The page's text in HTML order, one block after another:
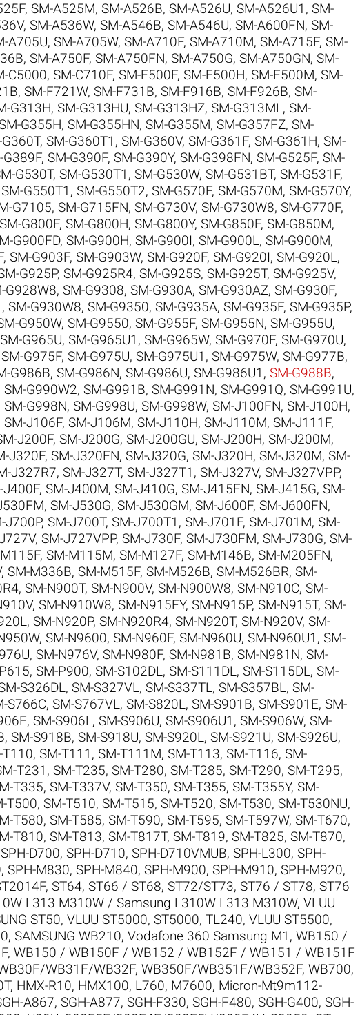
, SM-A525M, SM-A526B, SM-A526U, SM-A526U1 , SM-
, SM-A536W, SM-A546B, SM-A546U, SM-A600FN, SM-
A705U, SM-A705W, SM-A710F, SM-A710M, SM-A715F, SM-
, SM-A750F, SM-A750FN, SM-A750G, SM-A750GN, SM-
C5000, SM-C710F, SM-E500F, SM-E500H, SM-E500M, SM-
, SM-F721W, SM-F731B, SM-F916B, SM-F926B, SM-
G313H, SM-G313HU, SM-G313HZ, SM-G313ML, SM-
G355H, SM-G355HN, SM-G355M, SM-G357FZ, SM-
, SM-G360T1 , SM-G360V, SM-G361F, SM-G361H, SM-
G389F, SM-G390F, SM-G390Y, SM-G398FN, SM-G525F, SM-
G530T, SM-G530T1 , SM-G530W, SM-G531BT, SM-G531F,
SM-G550T1 , SM-G550T2, SM-G570F, SM-G570M, SM-G570Y,
G7105, SM-G715FN, SM-G730V, SM-G730W8, SM-G770F,
SM-G800F, SM-G800H, SM-G800Y, SM-G850F, SM-G850M,
G900FD, SM-G900H, SM-G900I, SM-G900L, SM-G900M,
, SM-G903F, SM-G903W, SM-G920F, SM-G920I, SM-G920L,
G925P, SM-G925R4, SM-G925S, SM-G925T, SM-G925V,
G928W8, SM-G9308, SM-G930A, SM-G930AZ, SM-G930F,
, SM-G930W8, SM-G9350, SM-G935A, SM-G935F, SM-G935P,
G950W, SM-G9550, SM-G955F, SM-G955N, SM-G955U,
SM-G965U, SM-G965U1 , SM-G965W, SM-G970F, SM-G970U,
SM-G975F, SM-G975U, SM-G975U1 , SM-G975W, SM-G977B,
G986B, SM-G986N, SM-G986U, SM-G986U1 , SM-G988B,
SM-G990W2, SM-G991B, SM-G991N, SM-G991Q, SM-G991U,
SM-G998N, SM-G998U, SM-G998W, SM-J100FN, SM-J100H,
SM-J106F, SM-J106M, SM-J110H, SM-J110M, SM-J111F,
J200F, SM-J200G, SM-J200GU, SM-J200H, SM-J200M,
J320F, SM-J320FN, SM-J320G, SM-J320H, SM-J320M, SM-
J327R7, SM-J327T, SM-J327T1 , SM-J327V, SM-J327VPP,
J400F, SM-J400M, SM-J410G, SM-J415FN, SM-J415G, SM-
, SM-J530G, SM-J530GM, SM-J600F, SM-J600FN,
J700P, SM-J700T, SM-J700T1 , SM-J701F, SM-J701M, SM-
, SM-J727VPP, SM-J730F, SM-J730FM, SM-J730G, SM-
, SM-M115M, SM-M127F, SM-M146B, SM-M205FN,
, SM-M336B, SM-M515F, SM-M526B, SM-M526BR, SM-
, SM-N900T, SM-N900V, SM-N900W8, SM-N910C, SM-
, SM-N910W8, SM-N915FY, SM-N915P, SM-N915T, SM-
, SM-N920P, SM-N920R4, SM-N920T, SM-N920V, SM-
, SM-N9600, SM-N960F, SM-N960U, SM-N960U1 , SM-
, SM-N976V, SM-N980F, SM-N981B, SM-N981N, SM-
, SM-P900, SM-S102DL, SM-S111DL, SM-S115DL, SM-
S326DL, SM-S327VL, SM-S337TL, SM-S357BL, SM-
S766C, SM-S767VL, SM-S820L, SM-S901B, SM-S901E, SM-
, SM-S906L, SM-S906U, SM-S906U1 , SM-S906W, SM-
, SM-S918B, SM-S918U, SM-S920L, SM-S921U, SM-S926U,
T110, SM-T111 , SM-T111M, SM-T113, SM-T116, SM-
T231 , SM-T235, SM-T280, SM-T285, SM-T290, SM-T295,
T335, SM-T337V, SM-T350, SM-T355, SM-T355Y, SM-
T500, SM-T510, SM-T515, SM-T520, SM-T530, SM-T530NU,
T580, SM-T585, SM-T590, SM-T595, SM-T597W, SM-T670,
T810, SM-T813, SM-T817T, SM-T819, SM-T825, SM-T870,
SPH-D700, SPH-D710, SPH-D710VMUB, SPH-L300, SPH-
, SPH-M830, SPH-M840, SPH-M900, SPH-M910, SPH-M920,
, ST64, ST66 / ST68, ST72/ST73, ST76 / ST78, ST76
L313 M310W / Samsung L310W L313 M310W, VLUU
ST50, VLUU ST5000, ST5000, TL240, VLUU ST5500,
SAMSUNG WB210, Vodafone 360 Samsung M1 , WB150 /
, WB150 / WB150F / WB152 / WB152F / WB151 / WB151F
WB31F/WB32F, WB350F/WB351F/WB352F, WB700,
, HMX-R10, HMX100, L760, M7600, Micron-Mt9m112-
A867, SGH-A877, SGH-F330, SGH-F480, SGH-G400, SGH-